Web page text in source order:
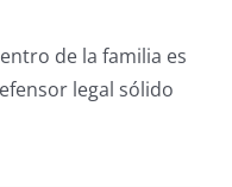
de la familia es
legal sólido